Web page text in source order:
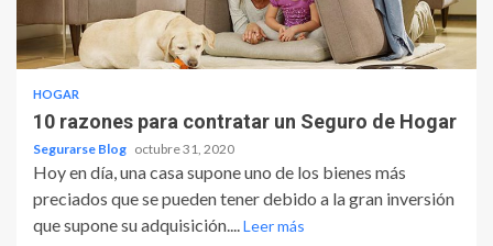
HOGAR
10 razones para contratar un Seguro de Hogar
Segurarse Blog octubre 31, 2020
Hoy en día, una casa supone uno de los bienes más
preciados que se pueden tener debido a la gran inversión
que supone su adquisición....Leer más